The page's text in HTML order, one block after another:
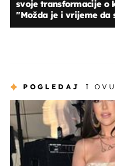
svoje transformacije o
''Možda je i vrijeme da
POGLEDAJ I